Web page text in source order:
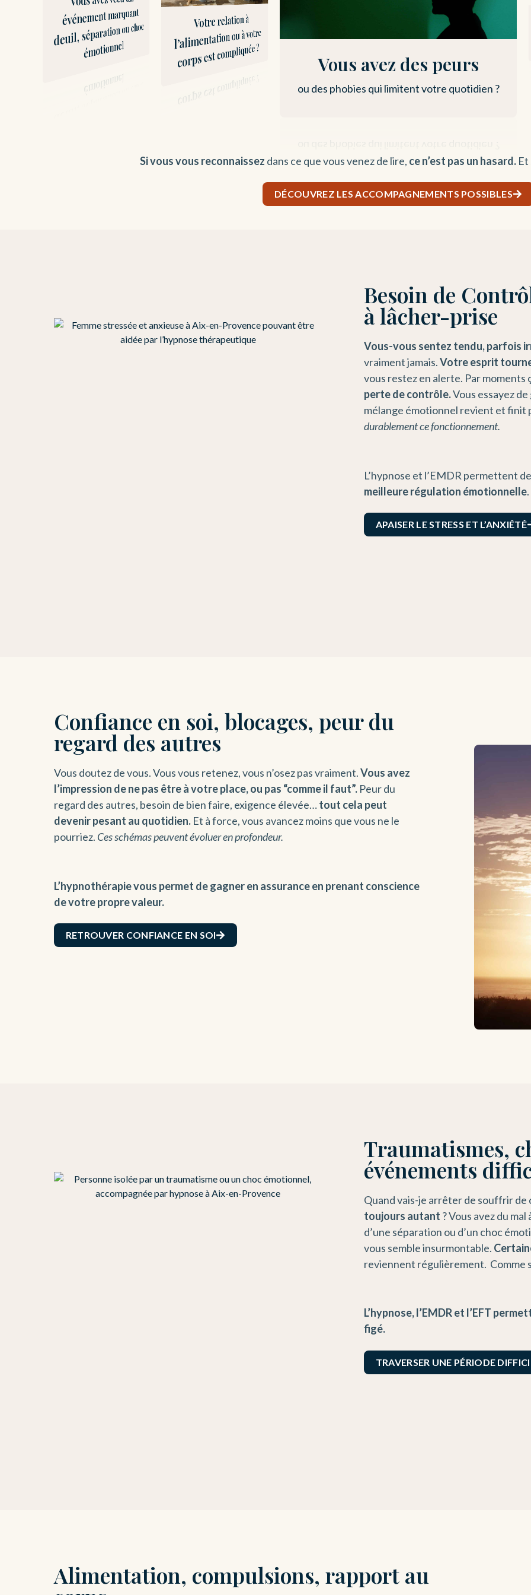
événement marquant
deuil, séparation ou choc
motionnel
Votre relation à
l’alimentation ou à votre
corps est compliquée ? Vous avez des peurs
ou des phobies qui limitent votre quotidien ?
Si vous vous reconnaissez dans ce que vous venez de lire, ce n’est pas un hasard.
DÉCOUVREZ LES ACCOMPAGNEMENTS POSSIBLES
Besoin de
à lâcher-prise
Vous-vous sentez tendu, parfois
vraiment jamais.Votre esprit
vous restez en alerte. Par moments
perte de contrôle.Vous essayez
mélange émotionnel revient et finit
durablement ce fonctionnement.
L’hypnose et l’EMDR permettent
meilleure régulation émotionnelle.
APAISER LE STRESS ET L’ANXIÉTÉ
Confiance en soi, blocages, peur du
regard des autres
Vous doutez de vous. Vous vous retenez, vous n’osez pas vraiment.Vous avez
l’impression de ne pas être à votre place,ou pas “comme il faut”. Peur du
regard des autres, besoin de bien faire, exigence élevée…tout cela peut
devenir pesant au quotidien. Et à force, vous avancez moins que vous ne le
pourriez. Ces schémas peuvent évoluer en profondeur.
L’hypnothérapie vous permet de gagner en assurance en prenant conscience
de votre propre valeur.
RETROUVER CONFIANCE EN SOI
Traumatismes,
événements
Quand vais-je arrêter de souffrir
toujours autant ? Vous avez du
d’une séparation ou d’un choc
vous semble insurmontable.
reviennent régulièrement. Comme
L’hypnose, l’EMDR et l’EFT
figé.
TRAVERSER UNE PÉRIODE
Alimentation, compulsions, rapport au